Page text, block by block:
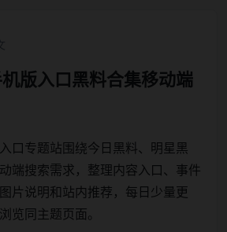
版入口黑料合集移动端
口专题站围绕今日黑料、明星黑
端搜索需求，整理内容入口、事件
片说明和站内推荐，每日少量更
览同主题页面。